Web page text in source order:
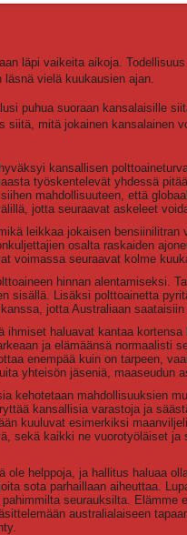
läpi vaikeita aikoja.
vielä kuukausien ajan.
puhua suoraan kansalaisille
siitä, mitä jokainen kansalainen
kansallisen
työskentelevät yhdessä
mahdollisuuteen, että
jotta seuraavat askeleet
leikkaa jokaisen
osalta raskaiden
voimassa seuraavat kolme
hinnan alentamiseksi.
sisällä. Lisäksi polttoainetta
jotta Australiaan
ihmiset haluavat kantaa
ja elämäänsä normaalisti
enempää kuin on tarpeen,
yhteisön jäseniä, maaseudun
kehotetaan mahdollisuuksien
kansallisia varastoja ja
kuuluvat esimerkiksi
sekä kaikki ne vuorotyöläiset
ole helppoja, ja hallitus haluaa
sota parhaillaan aiheuttaa.
seurauksilta. Elämme
australialaiseen